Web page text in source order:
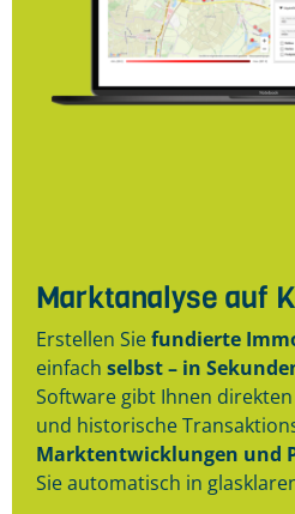
Marktanalyse auf
Erstellen Siefundierte
einfach selbst – in
Software gibt Ihnen
und historische
Marktentwicklungen und
Sie automatisch in